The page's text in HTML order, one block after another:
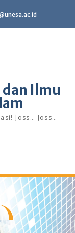
Ilmu
Joss… Joss…